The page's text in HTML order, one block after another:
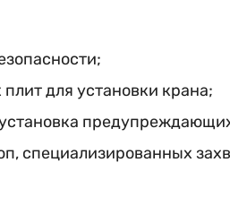
для установки крана;
специализированных